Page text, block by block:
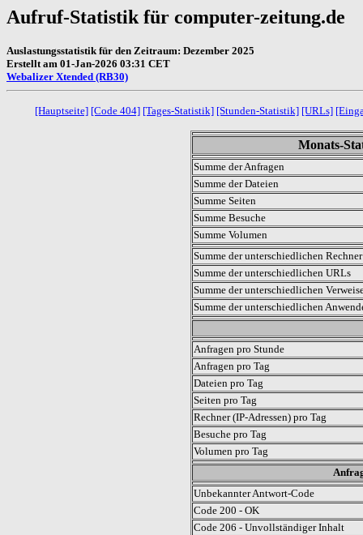
Aufruf-Statistik für computer-zeitung.de
Auslastungsstatistik für den Zeitraum: Dezember 2025
Erstellt am 01-Jan-2026 03:31 CET
Webalizer Xtended (RB30)
[Hauptseite] [Code 404] [Tages-Statistik] [Stunden-Statistik] [URLs]
Monats-
Summe der Anfragen
Summe der Dateien
Summe Seiten
Summe Besuche
Summe Volumen
Summe der unterschiedlichen
Summe der unterschiedlichen URLs
Summe der unterschiedlichen
Summe der unterschiedlichen
Anfragen pro Stunde
Anfragen pro Tag
Dateien pro Tag
Seiten pro Tag
Rechner (IP-Adressen) pro Tag
Besuche pro Tag
Volumen pro Tag
Unbekannter Antwort-Code
Code 200 - OK
Code 206 - Unvollständiger Inhalt